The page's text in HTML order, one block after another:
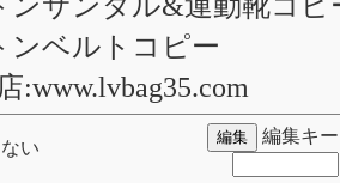
ンベルトコピー
:www.lvbag35.com
い
編集キー